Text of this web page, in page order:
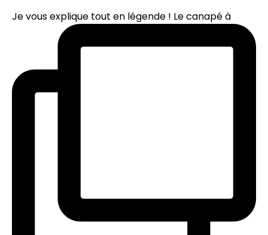
Je vous explique tout en légende ! Le canapé à